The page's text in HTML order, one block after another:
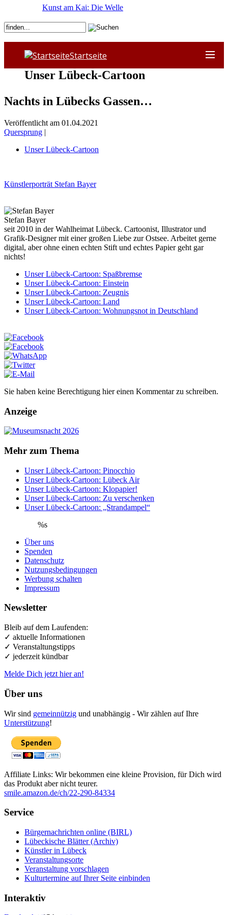
Startseite
Unser Lübeck-Cartoon
Nachts in Lübecks Gassen…
Veröffentlicht am 01.04.2021
Quersprung |
Unser Lübeck-Cartoon
Künstlerporträt Stefan Bayer
Stefan Bayer
seit 2010 in der Wahlheimat Lübeck. Cartoonist, Illustrator und
Grafik-Designer mit einer großen Liebe zur Ostsee. Arbeitet gerne
digital, aber ohne einen echten Stift und echtes Papier geht gar
nichts!
Unser Lübeck-Cartoon: Spaßbremse
Unser Lübeck-Cartoon: Einstein
Unser Lübeck-Cartoon: Zeugnis
Unser Lübeck-Cartoon: Land
Unser Lübeck-Cartoon: Wohnungsnot in Deutschland
Sie haben keine Berechtigung hier einen Kommentar zu schreiben.
Anzeige
Mehr zum Thema
Unser Lübeck-Cartoon: Pinocchio
Unser Lübeck-Cartoon: Lübeck Air
Unser Lübeck-Cartoon: Klopapier!
Unser Lübeck-Cartoon: Zu verschenken
Unser Lübeck-Cartoon: „Strandampel“
%s
Kunst am Kai: Die Welle
Über uns
Spenden
Datenschutz
Nutzungsbedingungen
Werbung schalten
Impressum
Newsletter
Bleib auf dem Laufenden:
✓ aktuelle Informationen
✓ Veranstaltungstipps
✓ jederzeit kündbar
Melde Dich jetzt hier an!
Über uns
Wir sind gemeinnützig und unabhängig - Wir zählen auf Ihre
Unterstützung!
Affiliate Links: Wir bekommen eine kleine Provision, für Dich wird
das Produkt aber nicht teurer.
smile.amazon.de/ch/22-290-84334
Service
Bürgernachrichten online (BIRL)
Lübeckische Blätter (Archiv)
Künstler in Lübeck
Veranstaltungsorte
Veranstaltung vorschlagen
Kulturtermine auf Ihrer Seite einbinden
Interaktiv